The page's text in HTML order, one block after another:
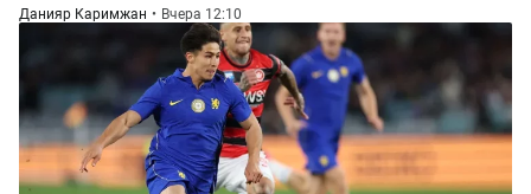
Данияр Каримжан Вчера 12:10